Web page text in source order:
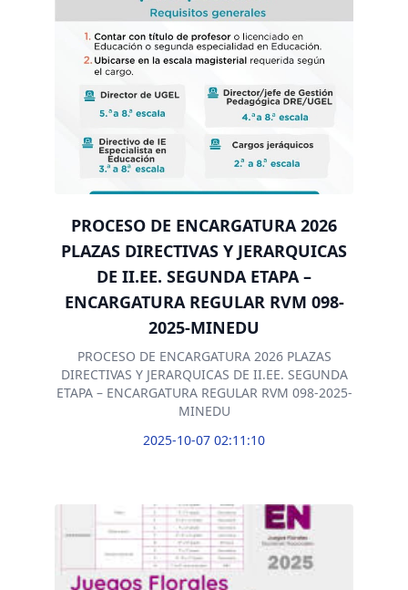
PROCESO DE ENCARGATURA 2026
PLAZAS DIRECTIVAS Y JERARQUICAS
DE II.EE. SEGUNDA ETAPA –
ENCARGATURA REGULAR RVM 098-
2025-MINEDU
PROCESO DE ENCARGATURA 2026 PLAZAS
DIRECTIVAS Y JERARQUICAS DE II.EE. SEGUNDA
ETAPA – ENCARGATURA REGULAR RVM 098-2025-
MINEDU
2025-10-07 02:11:10